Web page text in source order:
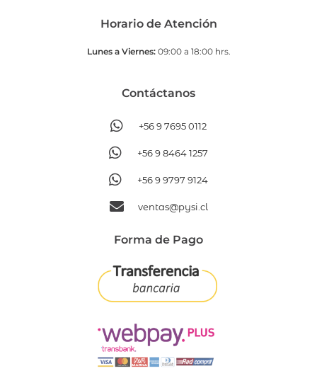
Horario de Atención
Lunes a Viernes:09:00 a 18:00 hrs.
Contáctanos​
+56 9 7695 0112
+56 9 8464 1257
+56 9 9797 9124
ventas@pysi.cl
Forma de Pago